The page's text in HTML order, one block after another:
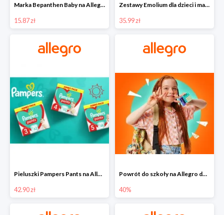
Marka Bepanthen Baby na Allegro od 15,87 zł!
15.87 zł
Zestawy Emolium dla dzieci i mam na Allegro od 35,99 zł
35.99 zł
Pieluszki Pampers Pants na Allegro od 42,90 zł
42.90 zł
Powrót do szkoły na Allegro do -40%
40%